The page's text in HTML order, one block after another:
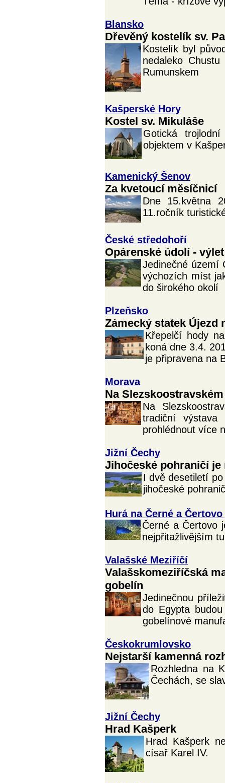
Blansko
Dřevěný kostelík sv.
Kostelík byl
nedaleko
Rumunskem
Kašperské Hory
Kostel sv. Mikuláše
Gotická
objektem v
Kamenický Šenov
Za kvetoucí měsíčnicí
Dne 15.května
11.ročník
České středohoří
Opárenské údolí -
Jedinečné území
výchozích míst
do širokého okolí
Plzeňsko
Zámecký statek Újezd
Křepelčí hody
koná dne 3.4.
je připravena na
Morava
Na
Na
tradiční
prohlédnout více
Jižní Čechy
Jihočeské pohraničí
I dvě desetiletí
jihočeské
Hurá na Černé a
Černé a Čertovo
nejpřitažlivějším
Valašské Meziříčí
Valašskomeziříčská
gobelín
Jedinečnou
do Egypta
gobelínové
Českokrumlovsko
Nejstarší kamenná
Rozhledna na
Čechách, se
Jižní Čechy
Hrad Kašperk
Hrad Kašperk
císař Karel IV.